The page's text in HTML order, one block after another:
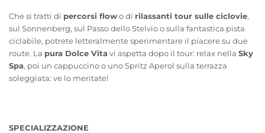
Che si tratti di percorsi flowo di rilassanti tour sulle ciclovie,
sul Sonnenberg, sul Passo dello Stelvio o sulla fantastica pista
ciclabile, potrete letteralmente sperimentare il piacere su due
route. La pura Dolce Vita vi aspetta dopo il tour: relax nella Sky
Spa, poi un cappuccino o uno Spritz Aperol sulla terrazza
soleggiata: ve lo meritate!
SPECIALIZZAZIONE